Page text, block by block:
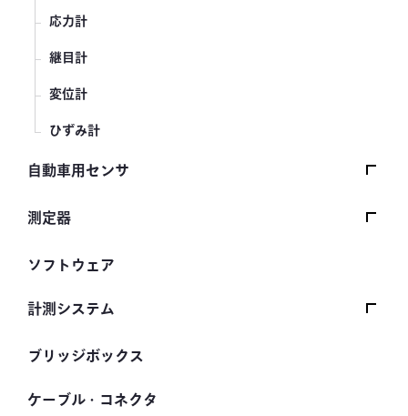
応力計
継目計
変位計
ひずみ計
自動車用センサ
シートベルト張力計
ホイールトルクセンサ
人体ダミー用センサ
測定器
データロガー
指示計・表示器
ソフトウェア
計測システム
道路用計測システム
鉄道用計測システム
ブリッジボックス
ケーブル・コネクタ